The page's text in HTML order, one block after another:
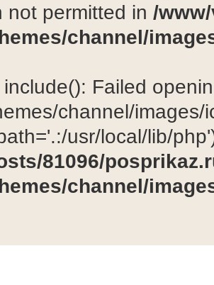
not permitted in /
channel/
include(): Failed
channel/images/
usr/local/lib/
81096/
channel/